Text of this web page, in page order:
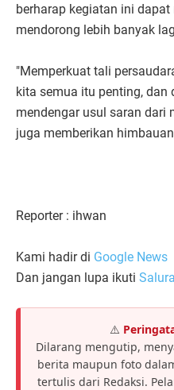
berharap kegiatan ini
mendorong lebih banyak
"Memperkuat tali
kita semua itu penting,
mendengar usul saran dari
juga memberikan
Reporter : ihwan
Kami hadir di Google News
Dan jangan lupa ikuti
⚠️
Dilarang mengutip,
berita maupun foto
tertulis dari Redaksi.